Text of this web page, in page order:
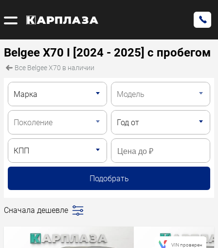
Belgee X70 I [2024 - 2025] с пробегом
Все Belgee X70 в наличии
Сначала дешевле
Сначала дешевле
VIN проверен
Подобрать